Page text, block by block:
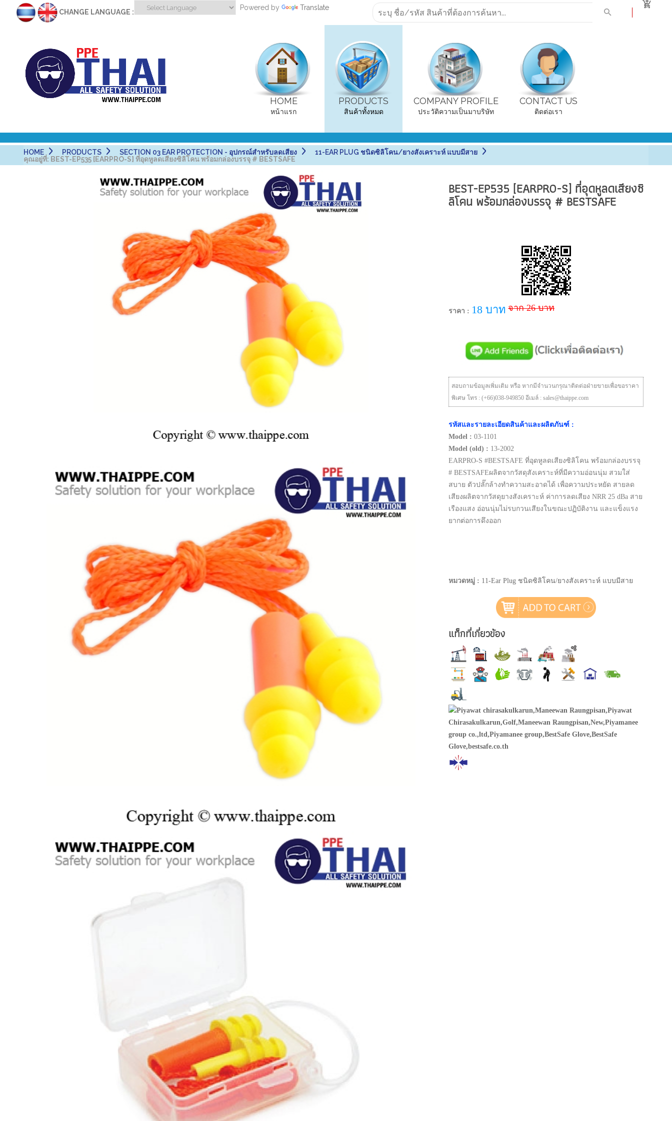
CHANGE LANGUAGE :
Powered by Translate 0
HOME
หน้าแรก
PRODUCTS
สินค้าทั้งหมด
COMPANY PROFILE
ประวัติความเป็นมาบริษัท
CONTACT US
ติดต่อเรา
HOME PRODUCTS SECTION 03 EAR PROTECTION - อุปกรณ์สำหรับลดเสียง
11-EAR PLUG ชนิดซิลิโคน/ยางสังเคราะห์ แบบมีสาย
คุณอยู่ที่: BEST-EP535 [EARPRO-S] ที่อุดหูลดเสียงซิลิโคน พร้อมกล่องบรรจุ # BESTSAFE
BEST-EP535 [EARPRO-S] ที่อุดหูลดเสียงซิ
ลิโคน พร้อมกล่องบรรจุ # BESTSAFE
ราคา : 18 บาท จาก 26 บาท
สอบถามข้อมูลเพิ่มเติม หรือ หากมีจำนวนกรุณาติดต่อฝ่ายขายเพื่อขอราคา
พิเศษ โทร : (+66)038-949850 อีเมล์ : sales@thaippe.com
รหัสและรายละเอียดสินค้าและผลิตภันฑ์ :
Model : 03-1101
Model (old) : 13-2002
EARPRO-S #BESTSAFE ที่อุดหูลดเสียงซิลิโคน พร้อมกล่องบรรจุ
# BESTSAFEผลิตจากวัสดุสังเคราะห์ที่มีความอ่อนนุ่ม สวมใส่
สบาย ตัวปลั๊กล้างทำความสะอาดได้ เพื่อความประหยัด สายลด
เสียงผลิตจากวัสดุยางสังเคราะห์ ค่าการลดเสียง NRR 25 dBa สาย
เรืองแสง อ่อนนุ่มไม่รบกวนเสียงในขณะปฏิบัติงาน และแข็งแรง
ยากต่อการดึงออก
หมวดหมู่ : 11-Ear Plug ชนิดซิลิโคน/ยางสังเคราะห์ แบบมีสาย
แท็กที่เกี่ยวข้อง